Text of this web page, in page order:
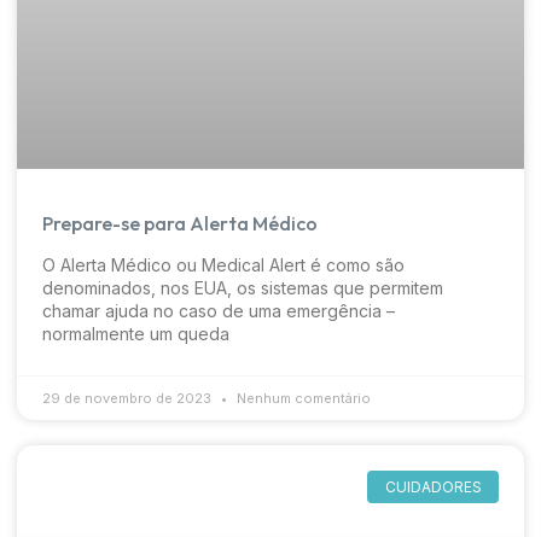
Prepare-se para Alerta Médico
O Alerta Médico ou Medical Alert é como são
denominados, nos EUA, os sistemas que permitem
chamar ajuda no caso de uma emergência –
normalmente um queda
29 de novembro de 2023 Nenhum comentário
CUIDADORES